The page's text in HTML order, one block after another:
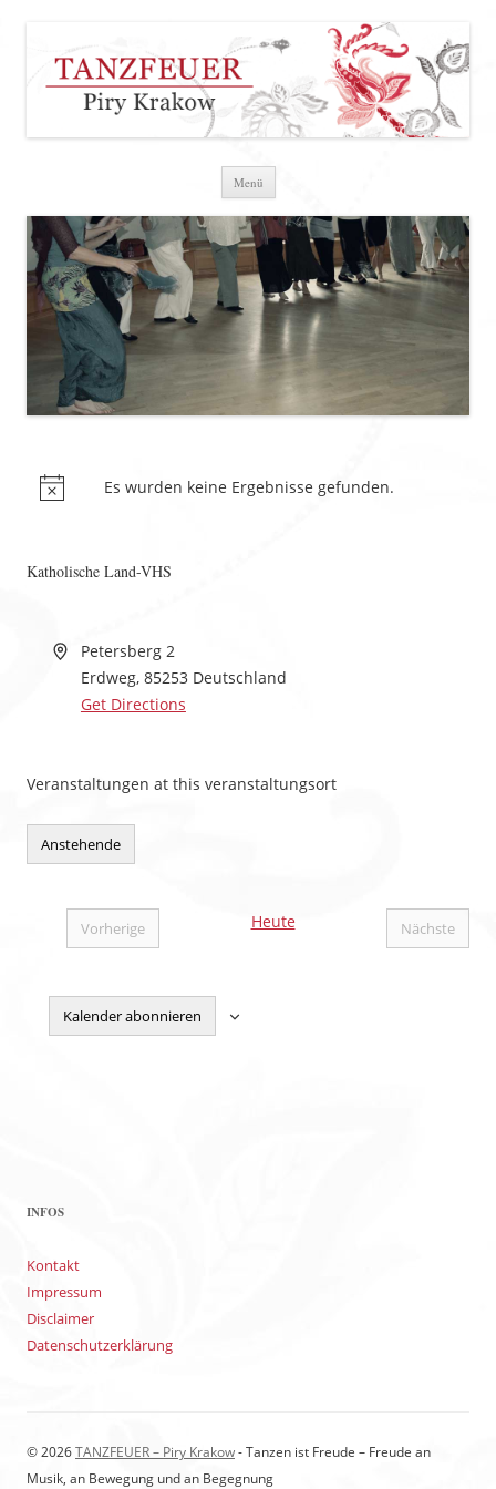
Menü
Es wurden keine Ergebnisse gefunden.
Katholische Land-VHS
Petersberg 2
Erdweg, 85253 Deutschland
Get Directions
Veranstaltungen at this veranstaltungsort
Anstehende
Vorherige
Veranstaltungen
Heute
Nächste
Kalender abonnieren
INFOS
Kontakt
Impressum
Disclaimer
Datenschutzerklärung
© 2026TANZFEUER – Piry Krakow- Tanzen ist Freude – Freude an
Musik, an Bewegung und an Begegnung